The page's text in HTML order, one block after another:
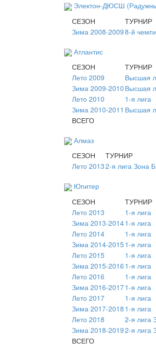
Электон-ДЮСШ
СЕЗОН
ТУРНИР
Зима 2008-20098-й
Атлантис
СЕЗОН
ТУРНИР
Лето 2009
Высшая
Зима 2009-2010 Высшая
Лето 2010
1-я лига
Зима 2010-2011 Высшая
ВСЕГО
Алмаз
СЕЗОН
ТУРНИР
Лето 20132-я лига Зона Б
Юпитер
СЕЗОН
ТУРНИР
Лето 2013
1-я лига
Зима 2013-20141-я лига
Лето 2014
1-я лига
Зима 2014-20151-я лига
Лето 2015
1-я лига
Зима 2015-2016 1-я лига
Лето 2016
1-я лига
Зима 2016-20171-я лига
Лето 2017
1-я лига
Зима 2017-2018 1-я лига
Лето 2018
2-я лига
Зима 2018-20192-я лига
ВСЕГО